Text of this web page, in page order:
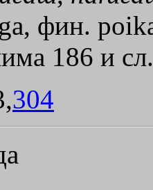
фин.
186 и сл.
304